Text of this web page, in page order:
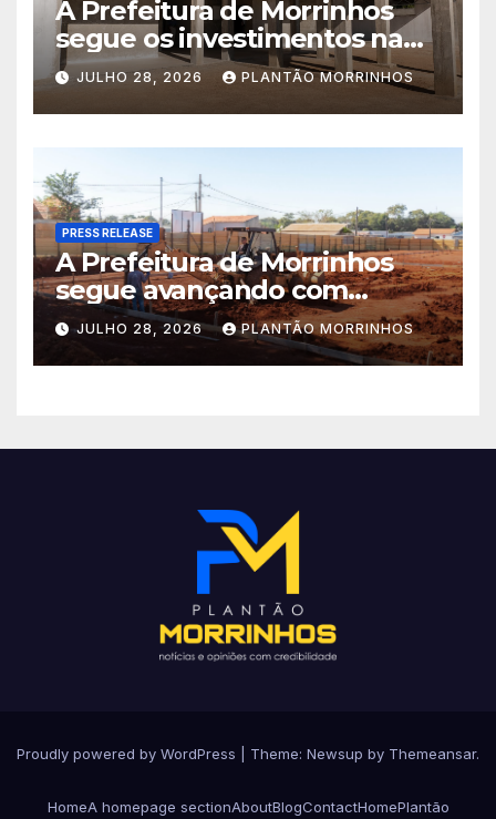
A Prefeitura de Morrinhos
segue os investimentos na
educação. A obra da Escola
Municipal Eudóxio de
Figueiredo avança em ritmo
acelerado e já ganha forma.
JULHO 28, 2026 PLANTÃO MORRINHOS
PRESS RELEASE
A Prefeitura de Morrinhos
segue avançando com
importantes investimentos
no Setor Arca de Noé.
JULHO 28, 2026 PLANTÃO MORRINHOS
Proudly powered by WordPress Theme: Newsup by Themeansar.
HomeA homepage sectionAboutBlogContactHomePlantão